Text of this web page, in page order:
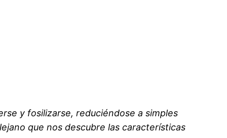
y fosilizarse, reduciéndose a simples
que nos descubre las características